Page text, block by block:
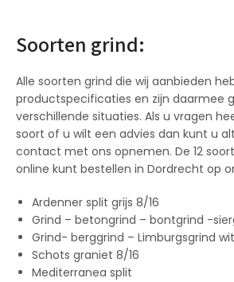
Soorten grind:
Alle soorten grind die wij aanbieden
productspecificaties en zijn daarmee
verschillende situaties. Als u vragen
soort of u wilt een advies dan kunt u
contact met ons opnemen. De 12
online kunt bestellen in Dordrecht op
Ardenner split grijs 8/16
Grind – betongrind – bontgrind -
Grind- berggrind – Limburgsgrind
Schots graniet 8/16
Mediterranea split